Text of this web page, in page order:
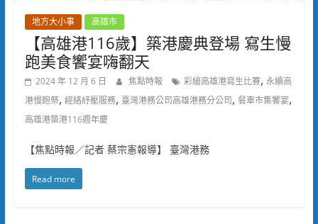
地方大小事 高雄市
【高雄港116歲】築港慶典登場 寫生慢
跑美食饗宴嗨翻天
2024 年 12 月 6 日 焦點時報 彩繪高雄港寫生比賽, 永續高
港慢跑祭, 經絡紓壓服務, 臺灣港務公司高雄港務分公司, 餐車市集饗宴,
高雄港築港116週年慶
【焦點時報／記者 蔡宗憲報導】 臺灣港務
Read more